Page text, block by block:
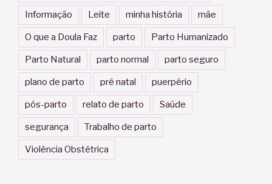
Informação Leite minha história mãe
O que a Doula Faz parto Parto Humanizado
Parto Natural parto normal parto seguro
plano de parto pré natal puerpério
pós-parto relato de parto Saúde
segurança Trabalho de parto
Violência Obstétrica